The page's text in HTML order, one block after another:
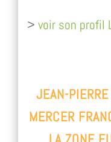
> voir son profil
JEAN-
MERCER